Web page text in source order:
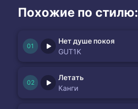
Похожие по стилю:
Нет душе покоя
GUT1K
Летать
Канги